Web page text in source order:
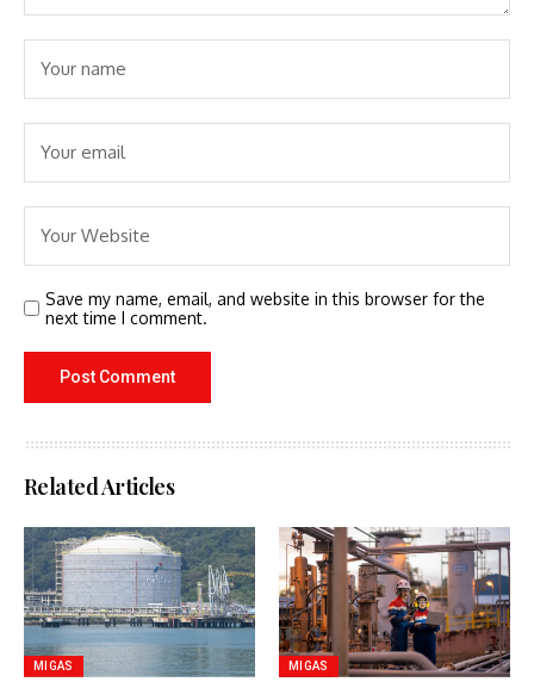
Save my name, email, and website in this browser for the
next time I comment.
Related Articles
MIGAS MIGAS